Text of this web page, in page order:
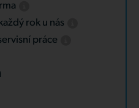
rok u nás
práce